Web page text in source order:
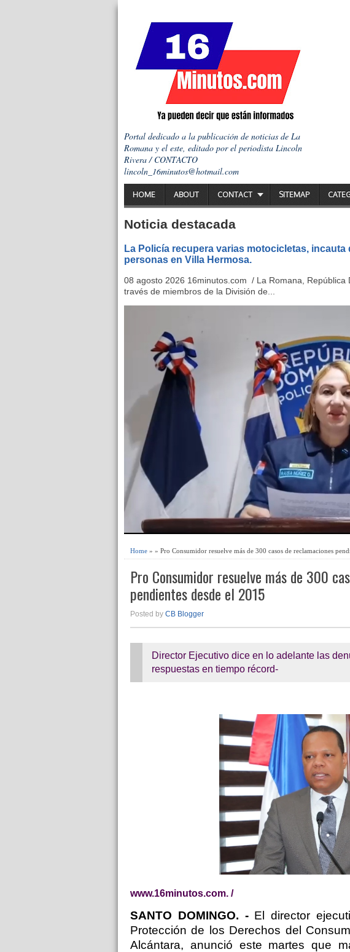
Portal dedicado a la publicación de noticias de La
Romana y el este, editado por el periodista Lincoln
Rivera / CONTACTO
lincoln_16minutos@hotmail.com
HOME ABOUT CONTACT SITEMAP
Noticia destacada
La Policía recupera varias motocicletas, incauta
personas en Villa Hermosa.
08 agosto 2026 16minutos.com / La Romana, República
través de miembros de la División de...
Home » » Pro Consumidor resuelve más de 300 casos de reclamaciones
Pro Consumidor resuelve más de 300
pendientes desde el 2015
Posted by CB Blogger
Director Ejecutivo dice en lo adelante las
respuestas en tiempo récord-
www.16minutos.com. /
SANTO DOMINGO. -El director
Protección de los Derechos del
Alcántara, anunció este martes que